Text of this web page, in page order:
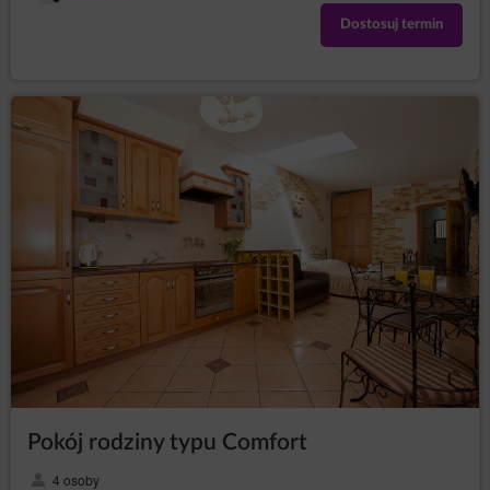
Prawem telekomunikacyjnym lub w związku
z wyrażeniem zgody na geolokalizację. Dane są
przetwarzane do czasu zakończenia korzystania przez
Administrator zobowiązuje się podjąć wszelkie środki
wymagane na mocy art. 32 RODO, tj, uwzględniając
stan wiedzy technicznej, koszt wdrażania oraz
charakter, zakres i cele przetwarzania oraz ryzyko
naruszenia praw lub wolności osób fizycznych o
różnym prawdopodobieństwie wystąpienia i wadze,
Administrator wdraża odpowiednie środki techniczne i
organizacyjne, aby zapewnić stopień bezpieczeństwa
odpowiadający temu ryzyku.
Działania marketingowe administratora
Na stronie Serwisu Administrator danych może zamieszczać
informacje marketingowe o swoich produktach lub
usługach. Wyświetlanie tych treści jest dokonywane przez
Administratora danych zgodnie z art. 6 ust.1 lit. f RODO, tj.
zgodnie z prawnie uzasadnionym interesem Administratora
danych polegającym na publikacji treści związanych ze
które Administrator danych jest zaangażowany.
Jednocześnie działanie to nie narusza praw i wolności
Gości/Użytkowników, Goście/Użytkownicy spodziewają się
Dostosuj termin
Pokój rodziny typu Comfort
4 osoby